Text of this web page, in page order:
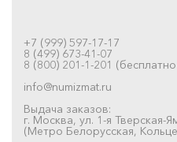
+7 (999) 597-17-17
8 (499) 673-41-07
8 (800) 201-1-201
info@numizmat.ru
Выдача заказов:
г. Москва, ул. 1-я Тверская-
(Метро Белорусская,